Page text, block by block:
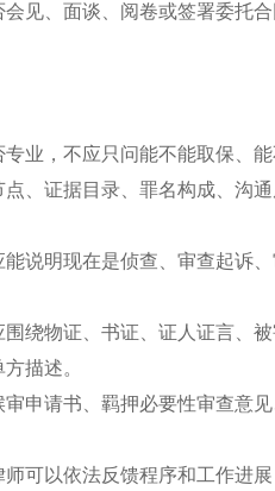
见、面谈、阅卷或签署委托合
业，不应只问能不能取保、
、证据目录、罪名构成、沟通
说明现在是侦查、审查起诉
绕物证、书证、证人证言、
描述。
申请书、羁押必要性审查意
可以依法反馈程序和工作进